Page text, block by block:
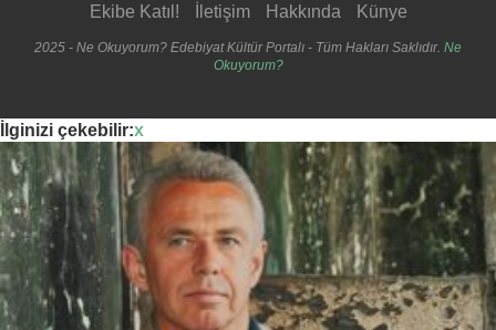
Ekibe Katıl! İletişim Hakkında Künye
2025 - Ne Okuyorum? Edebiyat Kültür Portalı - Tüm Hakları Saklıdır. Ne
Okuyorum?
İlginizi çekebilir:x